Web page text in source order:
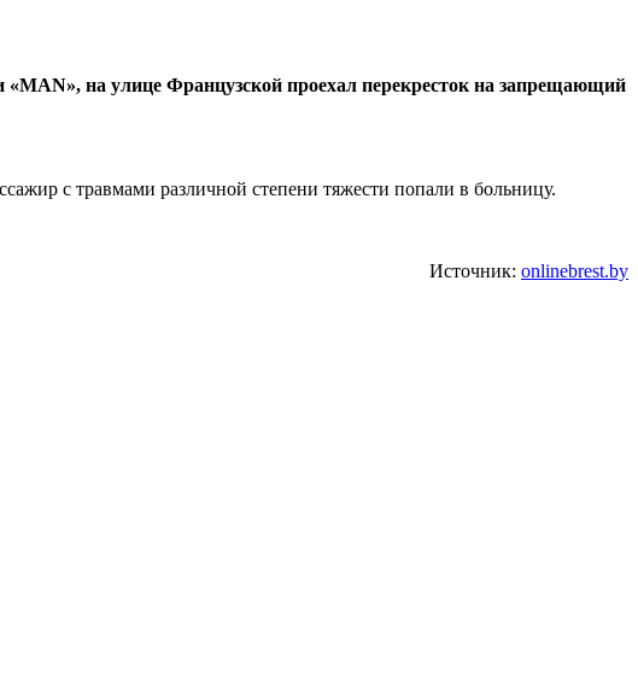
на улице Французской проехал перекресток на запрещающий
с травмами различной степени тяжести попали в больницу.
Источник: onlinebrest.by